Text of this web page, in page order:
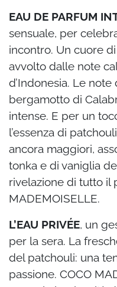
EAU DE PARFUM
sensuale, per
incontro. Un cuore
avvolto dalle note
d’Indonesia. Le
bergamotto di
intense. E per un
l’essenza di
ancora maggiori,
tonka e di vaniglia
rivelazione di tutto il
MADEMOISELLE.
L’EAU PRIVÉE, un
per la sera. La
del patchouli: una
passione. COCO